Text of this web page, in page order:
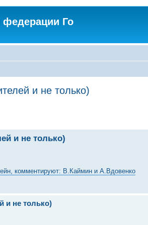
Го
и не только)
и не только)
комментируют: В.Каймин и А.Вдовенко
и не только)